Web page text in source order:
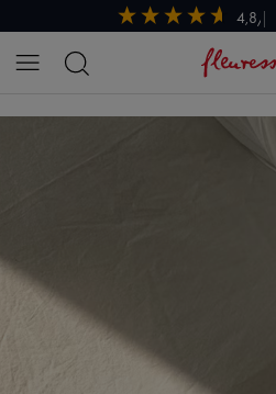
Zum Hauptinhalt springen 4,8/5